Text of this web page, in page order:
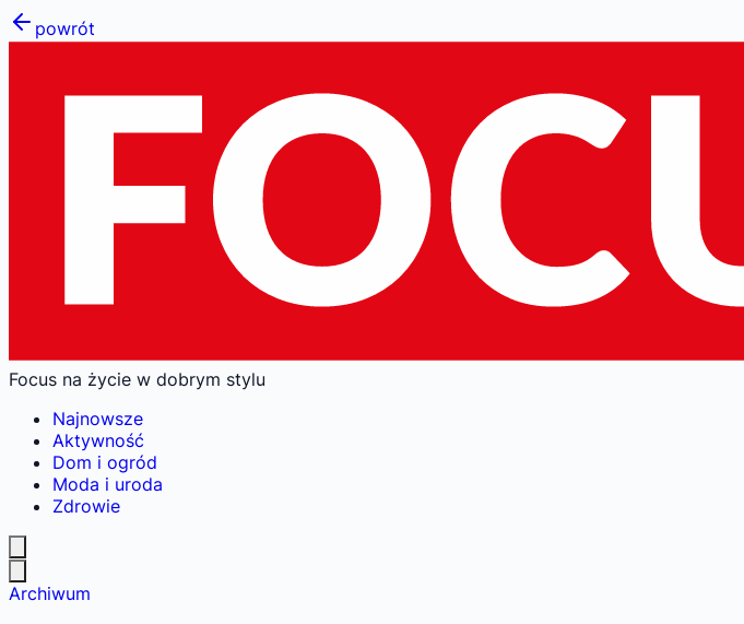
powrót
Focus na życie w dobrym stylu
Najnowsze
Aktywność
Dom i ogród
Moda i uroda
Zdrowie
Archiwum